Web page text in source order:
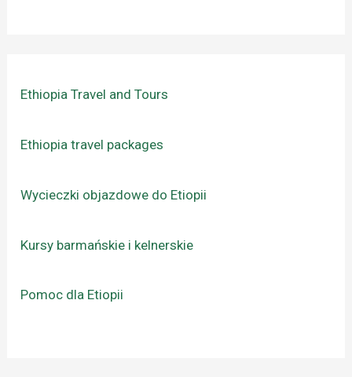
Ethiopia Travel and Tours
Ethiopia travel packages
Wycieczki objazdowe do Etiopii
Kursy barmańskie i kelnerskie
Pomoc dla Etiopii